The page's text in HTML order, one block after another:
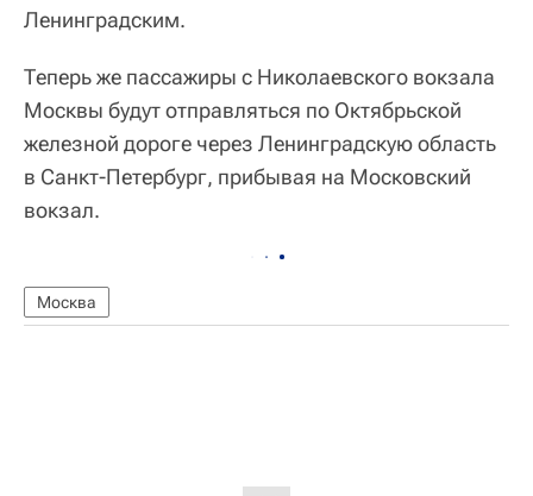
Ленинградским.
Теперь же пассажиры с Николаевского вокзала
Москвы будут отправляться по Октябрьской
железной дороге через Ленинградскую область
в Санкт-Петербург, прибывая на Московский
вокзал.
Москва